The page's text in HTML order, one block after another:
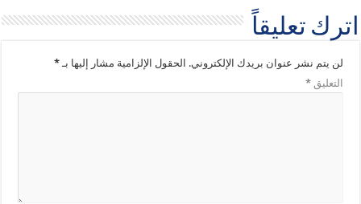
اترك تعليقاً
لن يتم نشر عنوان بريدك الإلكتروني. الحقول الإلزامية مشار إليها بـ*
التعليق*